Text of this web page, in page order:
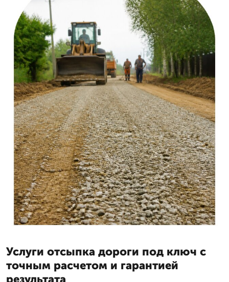
Услуги отсыпка дороги под ключ с
точным расчетом и гарантией
результата